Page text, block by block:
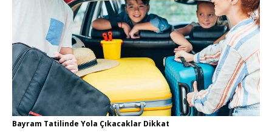
Bayram Tatilinde Yola Çıkacaklar Dikkat